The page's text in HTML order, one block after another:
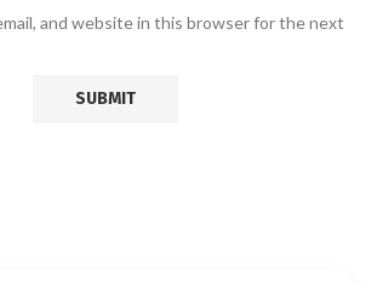
and website in this browser for the next